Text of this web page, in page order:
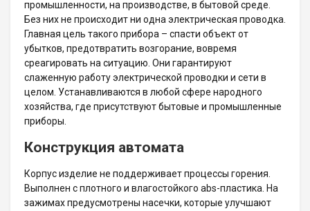
промышленности, на производстве, в бытовой среде.
Без них не происходит ни одна электрическая проводка.
Главная цель такого прибора – спасти объект от
убытков, предотвратить возгорание, вовремя
среагировать на ситуацию. Они гарантируют
слаженную работу электрической проводки и сети в
целом. Устанавливаются в любой сфере народного
хозяйства, где присутствуют бытовые и промышленные
приборы.
Конструкция автомата
Корпус изделие не поддерживает процессы горения.
Выполнен с плотного и влагостойкого abs-пластика. На
зажимах предусмотрены насечки, которые улучшают